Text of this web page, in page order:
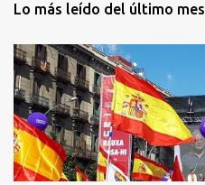
Lo más leído del último mes